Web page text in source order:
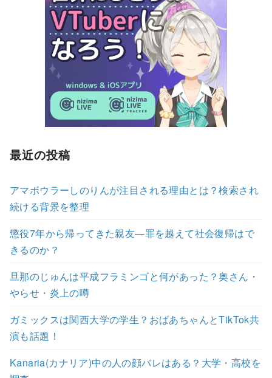
最近の投稿
アマボウラーしのりんが注目される理由とは？検索され
続ける背景を整理
懲役7年から帰ってきた親友―罪を越えて社会復帰はで
きるのか？
旦那のじゅんは平成フラミンゴと何があった？奥さん・
やらせ・炎上の噂
ガミックスは関西大学の学生？おばあちゃんとTikTok共
演も話題！
Kanaria(カナリア)中の人の顔バレはある？大学・高校を